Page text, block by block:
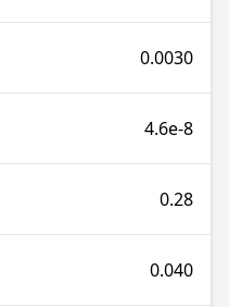
0.0030
4.6e-8
0.28
0.040